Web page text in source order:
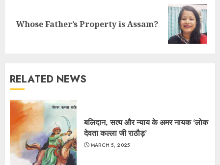
Next
Whose Father’s Property is Assam?
RELATED NEWS
बलिदान, सत्य और न्याय के अमर नायक ‘लोक
देवता कल्ला जी राठौड़’
MARCH 5, 2025